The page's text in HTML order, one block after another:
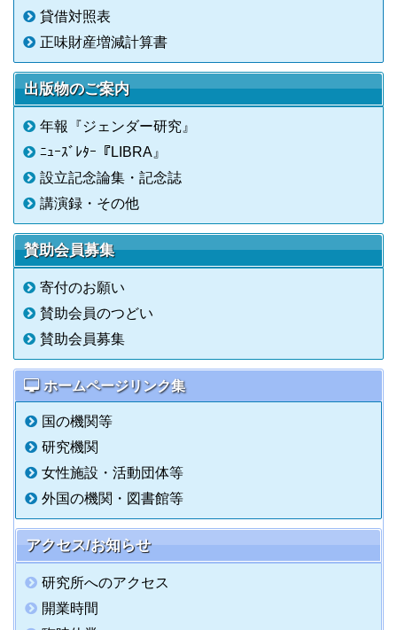
貸借対照表
正味財産増減計算書
出版物のご案内
年報『ジェンダー研究』
ﾆｭｰｽﾞﾚﾀｰ『LIBRA』
設立記念論集・記念誌
講演録・その他
賛助会員募集
寄付のお願い
賛助会員のつどい
賛助会員募集
ホームページリンク集
国の機関等
研究機関
女性施設・活動団体等
外国の機関・図書館等
アクセス/お知らせ
研究所へのアクセス
開業時間